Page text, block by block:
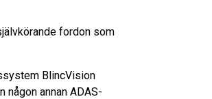
fordon som
BlincVision
annan ADAS-